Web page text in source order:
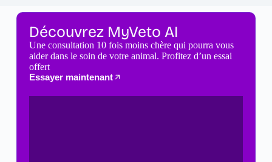
Découvrez MyVeto AI
Une consultation 10 fois moins chère qui pourra vous
aider dans le soin de votre animal. Profitez d’un essai
offert
Essayer maintenant